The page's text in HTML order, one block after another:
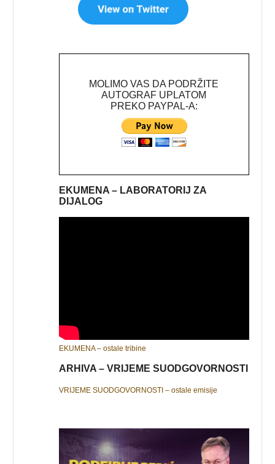
MOLIMO VAS DA PODRŽITE
AUTOGRAF UPLATOM
PREKO PAYPAL-A:
EKUMENA – LABORATORIJ ZA
DIJALOG
EKUMENA – ostale tribine
ARHIVA – VRIJEME SUODGOVORNOSTI
VRIJEME SUODGOVORNOSTI – ostale emisije